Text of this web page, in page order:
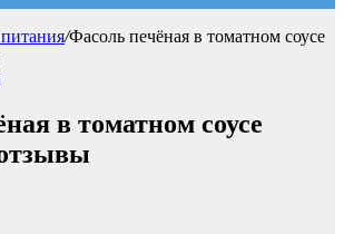
/Фасоль печёная в томатном соусе
в томатном соусе